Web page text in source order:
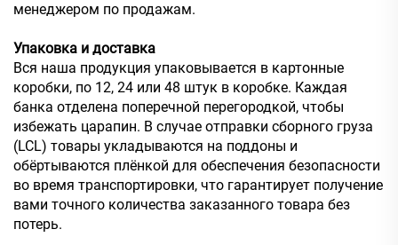
менеджером по продажам.
Упаковка и доставка
Вся наша продукция упаковывается в картонные
коробки, по 12, 24 или 48 штук в коробке. Каждая
банка отделена поперечной перегородкой, чтобы
избежать царапин. В случае отправки сборного груза
(LCL) товары укладываются на поддоны и
обёртываются плёнкой для обеспечения безопасности
во время транспортировки, что гарантирует получение
вами точного количества заказанного товара без
потерь.